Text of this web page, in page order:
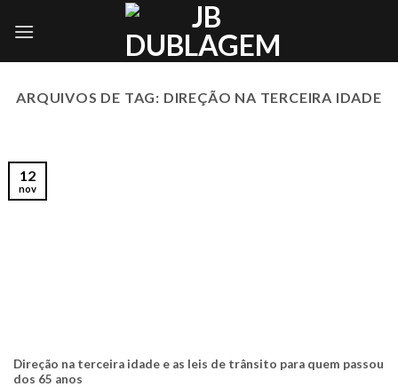
ARQUIVOS DE TAG: DIREÇÃO NA TERCEIRA IDADE
Direção na terceira idade e as leis de trânsito para quem passou
dos 65 anos
12
nov